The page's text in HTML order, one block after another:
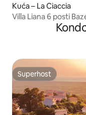
Kuća – La Ciaccia
Villa Liana 6 posti
Superhost
Superhost